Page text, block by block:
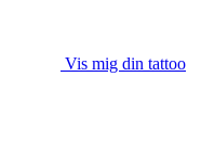
Vis mig din tattoo